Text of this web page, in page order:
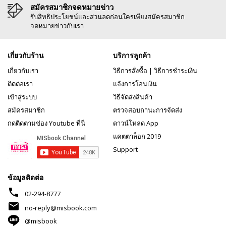
สมัครสมาชิกจดหมายข่าว
รับสิทธิประโยชน์และส่วนลดก่อนใครเพียงสมัครสมาชิก
จดหมายข่าวกับเรา
เกี่ยวกับร้าน
เกี่ยวกับเรา
ติดต่อเรา
เข้าสู่ระบบ
สมัครสมาชิก
กดติดตามช่อง Youtube ที่นี่
บริการลูกค้า
วิธีการสั่งซื้อ | วิธีการชำระเงิน
แจ้งการโอนเงิน
วิธีจัดส่งสินค้า
ตรวจสอบถานะการจัดส่ง
ดาวน์โหลด App
แคตตาล็อก 2019
Support
ข้อมูลติดต่อ
phone 02-294-8777
mail
no-reply@misbook.com
@misbook